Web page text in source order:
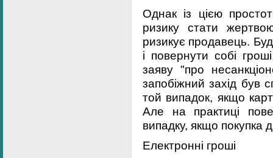
Однак із цією
ризику стати
ризикує продавець.
і повернути собі
заяву "про
запобіжний захід був
той випадок, якщо
Але на практиці
випадку, якщо покупка
Електронні гроші